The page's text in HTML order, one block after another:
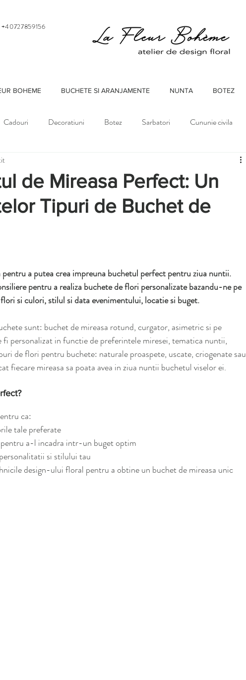
BOHEME BUCHETE SI ARANJAMENTE NUNTA BOTEZ
Cadouri Decoratiuni Botez Sarbatori Cununie civila
de Mireasa Perfect: Un
Tipuri de Buchet de
a putea crea impreuna buchetul perfect pentru ziua nuntii.
pentru a realiza buchete de flori personalizate bazandu-ne pe
si culori, stilul si data evenimentului, locatie si buget.
sunt: buchet de mireasa rotund, curgator, asimetric si pe
personalizat in functie de preferintele miresei, tematica nuntii,
de flori pentru buchete: naturale proaspete, uscate, criogenate sau
fiecare mireasa sa poata avea in ziua nuntii buchetul viselor ei.
ca:
tale preferate
a-l incadra intr-un buget optim
si stilului tau
design-ului floral pentru a obtine un buchet de mireasa unic